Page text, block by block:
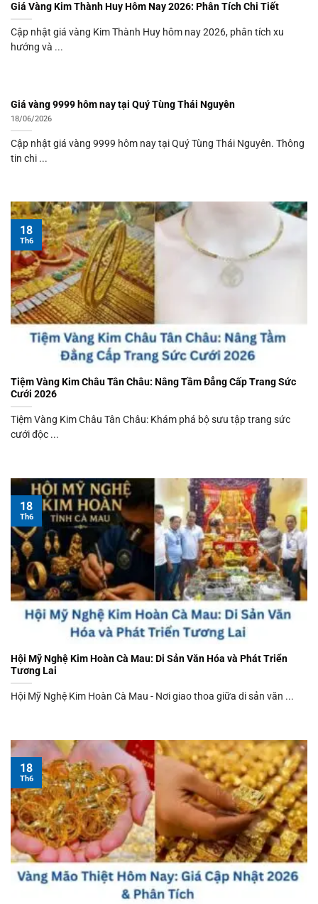
Giá Vàng Kim Thành Huy Hôm Nay 2026: Phân Tích Chi Tiết
Cập nhật giá vàng Kim Thành Huy hôm nay 2026, phân tích xu
hướng và ...
Giá vàng 9999 hôm nay tại Quý Tùng Thái Nguyên
18/06/2026
Cập nhật giá vàng 9999 hôm nay tại Quý Tùng Thái Nguyên. Thông
tin chi ...
Tiệm Vàng Kim Châu Tân Châu: Nâng Tầm Đẳng Cấp Trang Sức
Cưới 2026
Tiệm Vàng Kim Châu Tân Châu: Khám phá bộ sưu tập trang sức
cưới độc ...
18
Th6
Hội Mỹ Nghệ Kim Hoàn Cà Mau: Di Sản Văn Hóa và Phát Triển
Tương Lai
Hội Mỹ Nghệ Kim Hoàn Cà Mau - Nơi giao thoa giữa di sản văn ...
18
Th6
18
Th6